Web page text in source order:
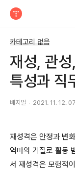
카테고리 없음
재성, 관
특성과 직
베지멀 2021. 11. 12.
재성격은 안정과 변
역마의 기질로 활동
서 재성격은 모험적